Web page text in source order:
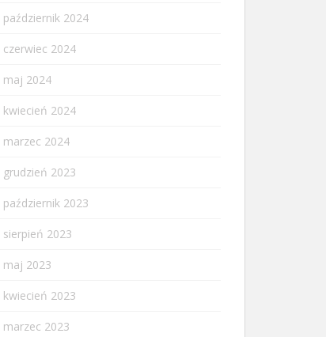
październik 2024
czerwiec 2024
maj 2024
kwiecień 2024
marzec 2024
grudzień 2023
październik 2023
sierpień 2023
maj 2023
kwiecień 2023
marzec 2023